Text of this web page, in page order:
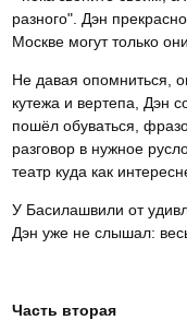
разного". Дэн
Москве могут только
Не давая опомниться,
кутежа и вертепа, Дэн
пошёл обуваться,
разговор в нужное
театр куда как
У Басилашвили от
Дэн уже не слышал:
Часть вторая